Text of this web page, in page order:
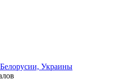
Украины